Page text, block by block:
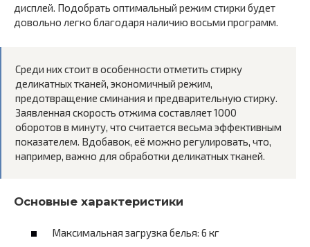
дисплей. Подобрать оптимальный режим стирки будет
довольно легко благодаря наличию восьми программ.
Среди них стоит в особенности отметить стирку
деликатных тканей, экономичный режим,
предотвращение сминания и предварительную стирку.
Заявленная скорость отжима составляет 1000
оборотов в минуту, что считается весьма эффективным
показателем. Вдобавок, её можно регулировать, что,
например, важно для обработки деликатных тканей.
Основные характеристики
Максимальная загрузка белья: 6 кг